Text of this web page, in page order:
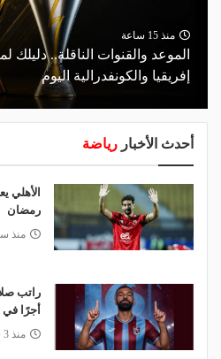
منذ 15 ساعة
الموعد والقنوات الناقلة..
إفريقيا والكونفدرالية اليوم
أحدث الأخبار رياضة
الأهلي
رمضان
منذ
راتب
أجرًا في
منذ 3 ساعات